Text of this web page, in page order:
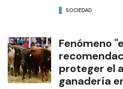
SOCIEDAD
Fenómeno
proteger el
ganadería